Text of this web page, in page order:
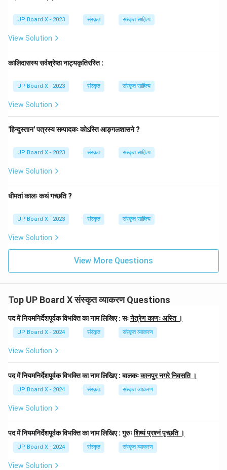
UP Board X - 2023 संस्कृत संस्कृत साहित्य
View Solution
कालिदासस्य सर्वश्रेष्ठा नाट्यकृतिरस्ति :
UP Board X - 2023 संस्कृत संस्कृत साहित्य
View Solution
'हिन्दुस्तान' पत्रस्य सम्पादकः कोऽस्ति आङ्गलशासने ?
UP Board X - 2023 संस्कृत संस्कृत साहित्य
View Solution
धीमतां कालः कथं गच्छति ?
UP Board X - 2023 संस्कृत संस्कृत साहित्य
View Solution
View More Questions
Top UP Board X संस्कृत व्याकरण Questions
पद में नियमनिर्देशपूर्वक विभक्ति का नाम लिखिए : सःनेत्रेण काणः अस्ति ।
UP Board X - 2024 संस्कृत संस्कृत व्याकरण
View Solution
पद में नियमनिर्देशपूर्वक विभक्ति का नाम लिखिए : बालकःकानपुर नगरे निवसति ।
UP Board X - 2024 संस्कृत संस्कृत व्याकरण
View Solution
पद में नियमनिर्देशपूर्वक विभक्ति का नाम लिखिए : गुरुःशिष्यं प्रश्नं पृच्छति ।
UP Board X - 2024 संस्कृत संस्कृत व्याकरण
View Solution